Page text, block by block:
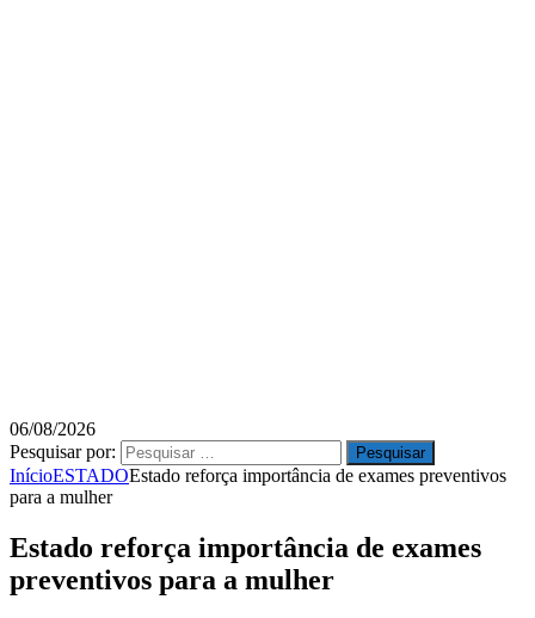
06/08/2026
Pesquisar por:
InícioESTADOEstado reforça importância de exames preventivos
para a mulher
Estado reforça importância de exames
preventivos para a mulher